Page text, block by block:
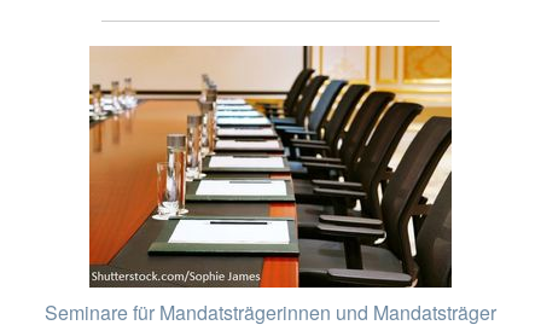
Seminare für Mandatsträgerinnen und Mandatsträger